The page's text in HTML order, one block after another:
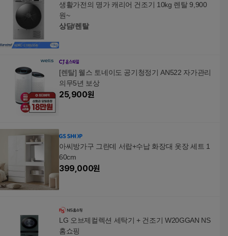
생활가전의 명가 캐리어 건조기 10kg 렌탈 9,900
원~
상담/렌탈
[렌탈] 웰스 토네이도 공기청정기 AN522 자가관리
의무5년 보상
25,900원
아씨방가구 그란데 서랍+수납 화장대 옷장 세트 1
60cm
399,000원
LG 오브제컬렉션 세탁기 + 건조기 W20GGAN NS
홈쇼핑